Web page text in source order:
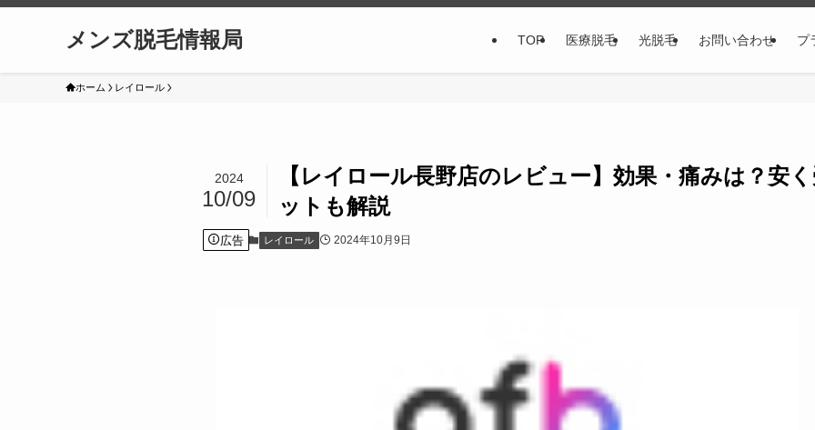
メンズ脱毛情報局 TOP 医療脱毛 光脱毛 お問い合わせ プ
ホーム レイロール
【レイロール長野店のレビュー】効果・痛みは？安
ットも解説
2024
10/09
広告 レイロール 2024年10月9日